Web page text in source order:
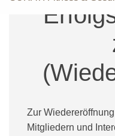
Zur
Mitgliedern und